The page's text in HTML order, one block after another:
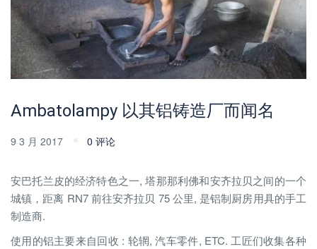
Ambatolampy 以其铝铸造厂而闻名
9 3 月 2017 0 评论
安巴托兰皮的经济特色之一, 塔那那利佛和安齐拉贝之间的一个
城镇，距离 RN7 前往安齐拉贝 75 公里, 是铝制厨房用具的手工
制造商.
使用的铝主要来自回收 : 轮辋, 汽车零件, ETC. 工匠们收集各种